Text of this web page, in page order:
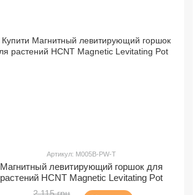
Артикул: M005B-PW-T
Магнитный левитирующий горшок для
растений HCNT Magnetic Levitating Pot